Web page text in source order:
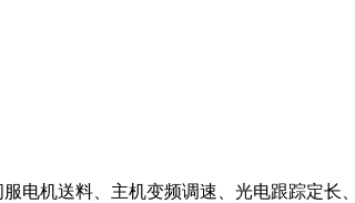
电机送料、主机变频调速、光电跟踪定长